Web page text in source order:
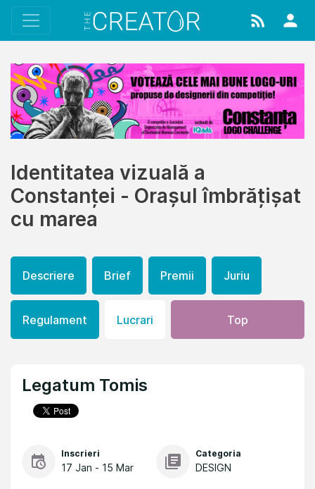
Identitatea vizuală a
Constanței - Orașul îmbrățișat
cu marea
Descriere Brief Premii Juriu
Regulament Lucrari Top
Legatum Tomis
Inscrieri
17 Jan - 15 Mar
Categoria
DESIGN